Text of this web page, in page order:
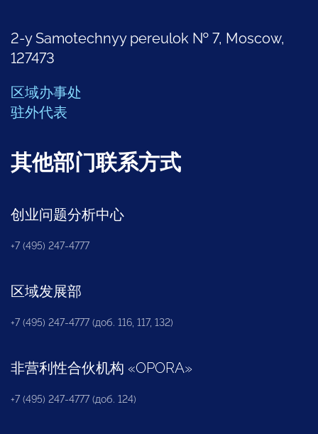
2-y Samotechnyy pereulok № 7, Moscow,
127473
区域办事处
驻外代表
其他部门联系方式
创业问题分析中心
+7 (495) 247-4777
区域发展部
+7 (495) 247-4777 (доб. 116, 117, 132)
非营利性合伙机构 «OPORA»
+7 (495) 247-4777 (доб. 124)